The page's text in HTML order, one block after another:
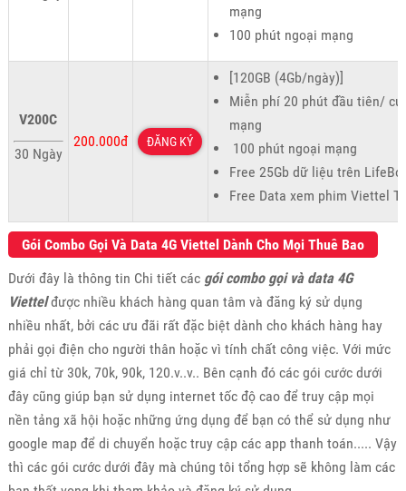
mạng
100 phút ngoại mạng
V200C
30 Ngày
200.000đ ĐĂNG KÝ
[120GB (4Gb/ngày)]
Miễn phí 20 phút đầu tiên/
mạng
100 phút ngoại mạng
Free 25Gb dữ liệu trên
Free Data xem phim Viettel
Gói Combo Gọi Và Data 4G Viettel Dành Cho Mọi Thuê Bao
Dưới đây là thông tin Chi tiết các gói combo gọi và data 4G
Viettelđược nhiều khách hàng quan tâm và đăng ký sử dụng
nhiều nhất, bởi các ưu đãi rất đặc biệt dành cho khách hàng hay
phải gọi điện cho người thân hoặc vì tính chất công việc. Với mức
giá chỉ từ 30k, 70k, 90k, 120.v..v.. Bên cạnh đó các gói cước dưới
đây cũng giúp bạn sử dụng internet tốc độ cao để truy cập mọi
nền tảng xã hội hoặc những ứng dụng để bạn có thể sử dụng như
google map để di chuyển hoặc truy cập các app thanh toán..... Vậy
thì các gói cước dưới đây mà chúng tôi tổng hợp sẽ không làm các